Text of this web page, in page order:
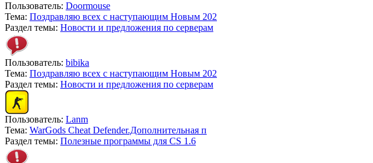
Пользователь: Doormouse
Тема: Поздравляю всех с наступающим Новым 202
Раздел темы: Новости и предложения по серверам
Пользователь: bibika
Тема: Поздравляю всех с наступающим Новым 202
Раздел темы: Новости и предложения по серверам
Пользователь: Lanm
Тема: WarGods Cheat Defender.Дополнительная п
Раздел темы: Полезные программы для CS 1.6